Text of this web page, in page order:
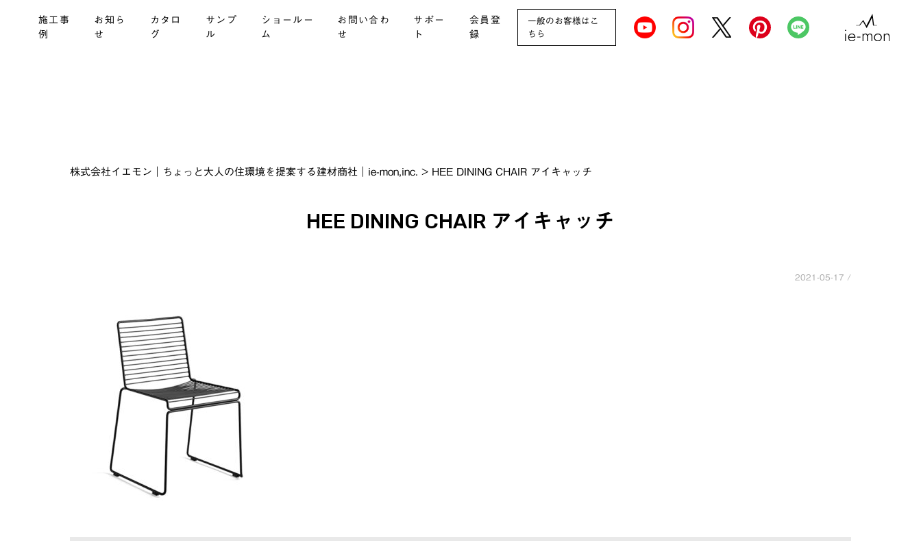
施工事
例
お知ら
せ
カタロ
グ
サンプ
ル
ショールー
ム
お問い合わ
せ
サポー
ト
会員登
録
一般のお客様はこ
ちら
株式会社イエモン｜ちょっと大人の住環境を提案する建材商社｜ie-mon,inc. > HEE DINING CHAIR アイキャッチ
HEE DINING CHAIR アイキャッチ
2021-05-17 /